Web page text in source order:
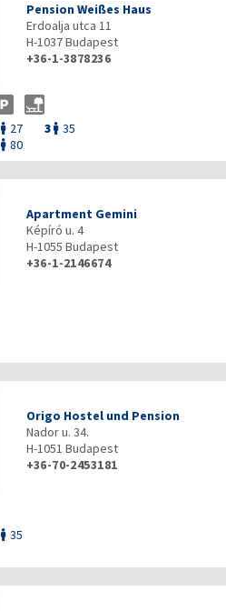
Pension Weißes Haus
Erdoalja utca 11
H-1037Budapest
+36-1-3878236
 27 3  35
 80
Apartment Gemini
Képíró u. 4
H-1055 Budapest
+36-1-2146674
Origo Hostel und Pension
Nador u. 34.
H-1051 Budapest
+36-70-2453181
 35